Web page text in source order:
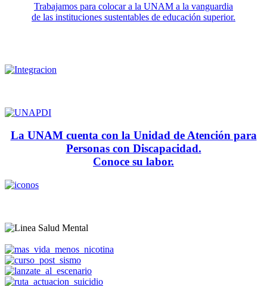
Trabajamos para colocar a la UNAM a la vanguardia
de las instituciones sustentables de educación superior.
La UNAM cuenta con la Unidad de Atención para
Personas con Discapacidad.
Conoce su labor.